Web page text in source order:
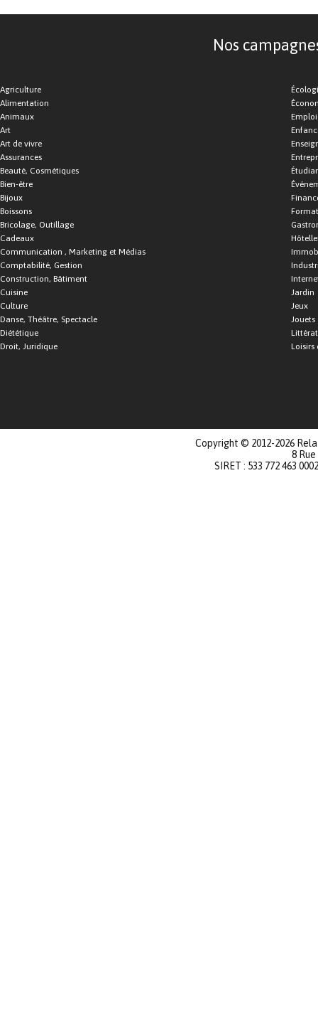
Nos
Agriculture
Alimentation
Animaux
Art
Art de vivre
Assurances
Beauté, Cosmétiques
Bien-être
Bijoux
Boissons
Bricolage, Outillage
Cadeaux
Communication , Marketing et Médias
Comptabilité, Gestion
Construction, Bâtiment
Cuisine
Culture
Danse, Théâtre, Spectacle
Diététique
Droit, Juridique
Emploi
Jardin
Jeux
Jouets
Loisirs
Copyright © 2012-2026
8
SIRET : 533 772 463